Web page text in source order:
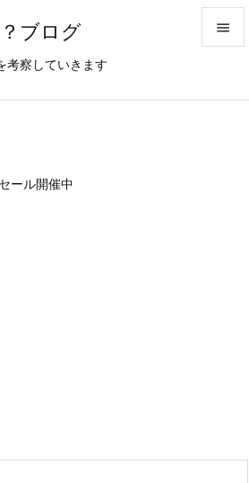
ブログ
考察していきます

ール開催中